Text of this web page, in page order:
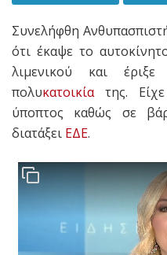
Συνελήφθη
ότι έκαψε το
λιμενικού και
πολυκατοικίατης.
ύποπτος καθώς σε
διατάξει ΕΔΕ.